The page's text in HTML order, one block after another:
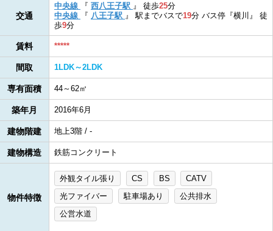
交通
中央線 『 西八王子駅 』 徒歩25分
中央線
『 八王子駅 』 駅までバスで19分 バス停『横川』 徒
歩9分
賃料 *****
間取 1LDK～2LDK
専有面積 44～62㎡
築年月 2016年6月
建物階建 地上3階 / -
建物構造 鉄筋コンクリート
物件特徴
外観タイル張り CS BS
CATV
光ファイバー
駐車場あり
公共排水
公営水道